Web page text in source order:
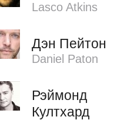
Lasco Atkins
Дэн Пейтон
Daniel Paton
Рэймонд
Култхард